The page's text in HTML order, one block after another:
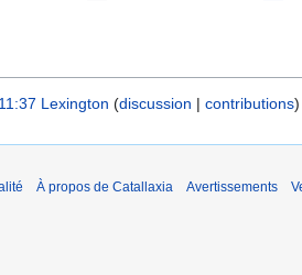
Lexington discussion contributions
À propos de Catallaxia Avertissements